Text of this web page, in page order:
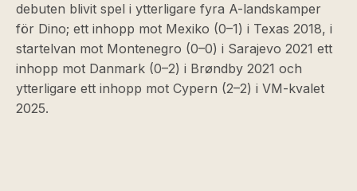
debuten blivit spel i ytterligare fyra A-landskamper
för Dino; ett inhopp mot Mexiko (0–1) i Texas 2018, i
startelvan mot Montenegro (0–0) i Sarajevo 2021 ett
inhopp mot Danmark (0–2) i Brøndby 2021 och
ytterligare ett inhopp mot Cypern (2–2) i VM-kvalet
2025.